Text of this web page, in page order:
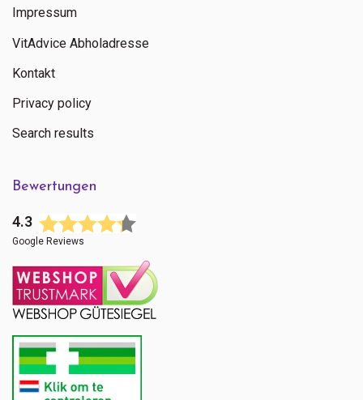
Impressum
VitAdvice Abholadresse
Kontakt
Privacy policy
Search results
Bewertungen
4.3
Google Reviews